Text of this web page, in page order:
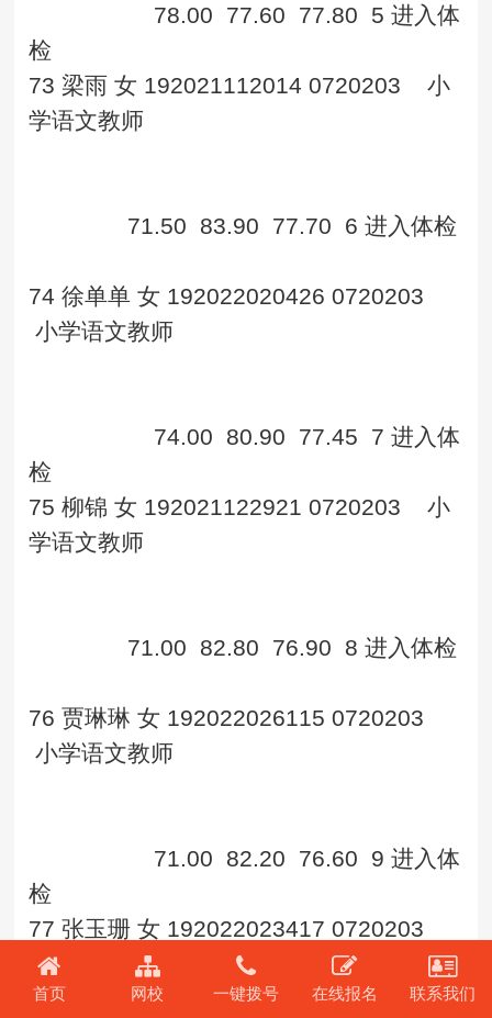
78.00 77.60 77.80 5 进入体
检
73 梁雨 女 192021112014 0720203
小
学语文教师
71.50 83.90 77.70 6 进入体检
74 徐单单 女 192022020426 0720203
小学语文教师
74.00 80.90 77.45 7 进入体
检
75 柳锦 女 192021122921 0720203
小
学语文教师
71.00 82.80 76.90 8 进入体检
76 贾琳琳 女 192022026115 0720203
小学语文教师
71.00 82.20 76.60 9 进入体
检
77 张玉珊 女 192022023417 0720203
小学语文教师
首页 网校 一键拨号 在线报名 联系我们